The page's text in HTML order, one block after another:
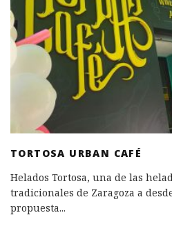
TORTOSA URBAN CAFÉ
Helados Tortosa, una de las
tradicionales de Zaragoza a
propuesta...